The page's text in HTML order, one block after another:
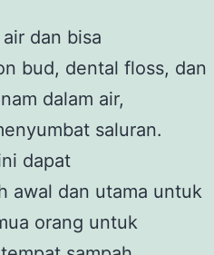
dan bisa
bud, dental floss, dan
dalam air,
saluran.
dapat
awal dan utama untuk
orang untuk